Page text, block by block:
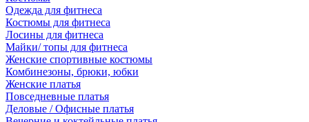
Одежда для фитнеса
Костюмы для фитнеса
Лосины для фитнеса
Майки/ топы для фитнеса
Женские спортивные костюмы
Комбинезоны, брюки, юбки
Женские платья
Повседневные платья
Деловые / Офисные платья